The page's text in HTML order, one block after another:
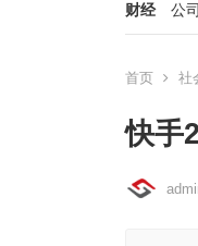
财经
公司
首页 社
快手